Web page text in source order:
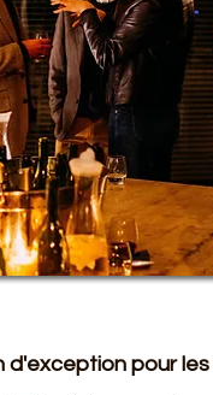
pour